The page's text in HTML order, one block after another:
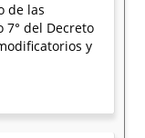
de las
del Decreto
y